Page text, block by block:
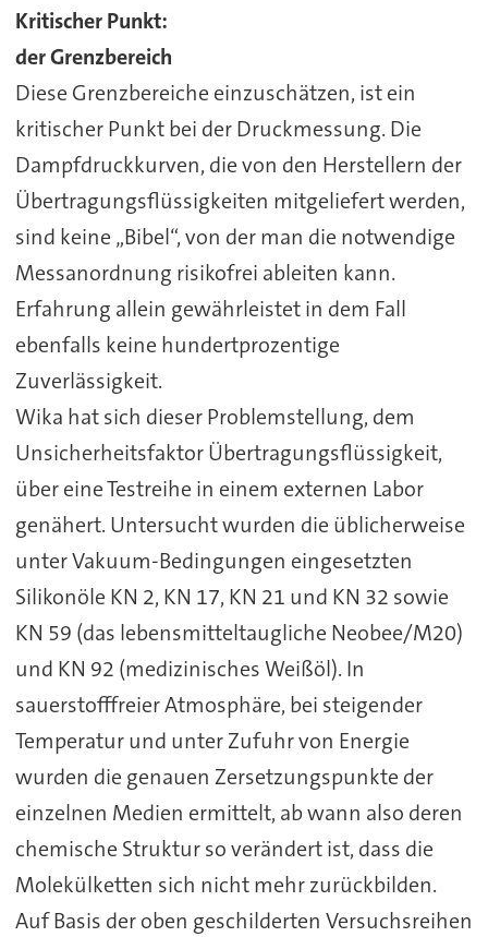
Kritischer Punkt:
der Grenzbereich
Diese Grenzbereiche einzuschätzen, ist ein
kritischer Punkt bei der Druckmessung. Die
Dampfdruckkurven, die von den Herstellern der
Übertragungsflüssigkeiten mitgeliefert werden,
sind keine „Bibel“, von der man die notwendige
Messanordnung risikofrei ableiten kann.
Erfahrung allein gewährleistet in dem Fall
ebenfalls keine hundertprozentige
Zuverlässigkeit.
Wika hat sich dieser Problemstellung, dem
Unsicherheitsfaktor Übertragungsflüssigkeit,
über eine Testreihe in einem externen Labor
genähert. Untersucht wurden die üblicherweise
unter Vakuum-Bedingungen eingesetzten
Silikonöle KN 2, KN 17, KN 21 und KN 32 sowie
KN 59 (das lebensmitteltaugliche Neobee/M20)
und KN 92 (medizinisches Weißöl). In
sauerstofffreier Atmosphäre, bei steigender
Temperatur und unter Zufuhr von Energie
wurden die genauen Zersetzungspunkte der
einzelnen Medien ermittelt, ab wann also deren
chemische Struktur so verändert ist, dass die
Molekülketten sich nicht mehr zurückbilden.
Auf Basis der oben geschilderten Versuchsreihen